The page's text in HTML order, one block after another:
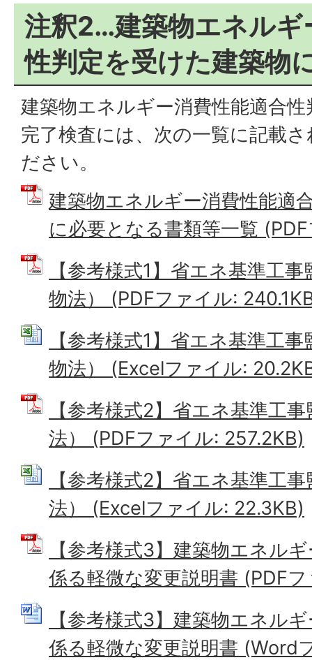
注釈2…建築物エネルギ
性判定を受けた建築物
建築物エネルギー消費性能適合
完了検査には、次の一覧に記載
ださい。
建築物エネルギー消費性能適
に必要となる書類等一覧
【参考様式1】省エネ基準工
物法） (PDFファイル:
【参考様式1】省エネ基準工
物法） (Excelファイル:
【参考様式2】省エネ基準工
法） (PDFファイル: 257.2KB)
【参考様式2】省エネ基準工
法） (Excelファイル: 22.3KB)
【参考様式3】建築物エネル
係る軽微な変更説明書 (PDF
【参考様式3】建築物エネル
係る軽微な変更説明書 (Word